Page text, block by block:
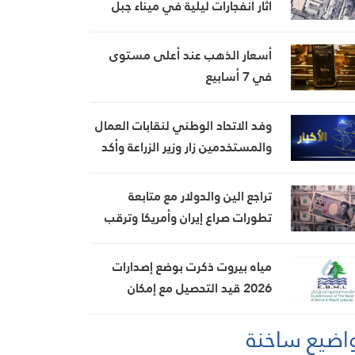
آثار انفجارات ليلية في ميناء جبل
أسعار الذهب عند أعلى مستوى
في 7 أسابيع
وفد الاتحاد الوطني لنقابات العمال
والمستخدمين زار وزير الزراعة وأكد
المزارعين والعمال الزراعيين
تراجع الين والدولار مع متابعة
تطورات صراع إيران وأمريكا وترقب
مياه بيروت ذكرت بوضع إصدارات
2026 قيد التحصيل مع إمكان
ساخنة